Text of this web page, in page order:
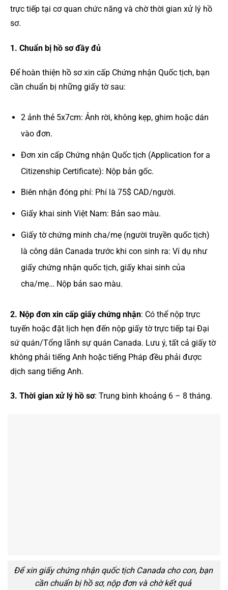
trực tiếp tại cơ quan chức năng và chờ thời gian xử lý hồ
sơ.
1. Chuẩn bị hồ sơ đầy đủ
Để hoàn thiện hồ sơ xin cấp Chứng nhận Quốc tịch, bạn
cần chuẩn bị những giấy tờ sau:
2 ảnh thẻ 5x7cm: Ảnh rời, không kẹp, ghim hoặc dán
vào đơn.
Đơn xin cấp Chứng nhận Quốc tịch (Application for a
Citizenship Certificate): Nộp bản gốc.
Biên nhận đóng phí: Phí là 75$ CAD/người.
Giấy khai sinh Việt Nam: Bản sao màu.
Giấy tờ chứng minh cha/mẹ (người truyền quốc tịch)
là công dân Canada trước khi con sinh ra: Ví dụ như
giấy chứng nhận quốc tịch, giấy khai sinh của
cha/mẹ… Nộp bản sao màu.
2. Nộp đơn xin cấp giấy chứng nhận: Có thể nộp trực
tuyến hoặc đặt lịch hẹn đến nộp giấy tờ trực tiếp tại Đại
sứ quán/Tổng lãnh sự quán Canada. Lưu ý, tất cả giấy tờ
không phải tiếng Anh hoặc tiếng Pháp đều phải được
dịch sang tiếng Anh.
3. Thời gian xử lý hồ sơ: Trung bình khoảng 6 – 8 tháng.
Để xin giấy chứng nhận quốc tịch Canada cho con, bạn
cần chuẩn bị hồ sơ, nộp đơn và chờ kết quả